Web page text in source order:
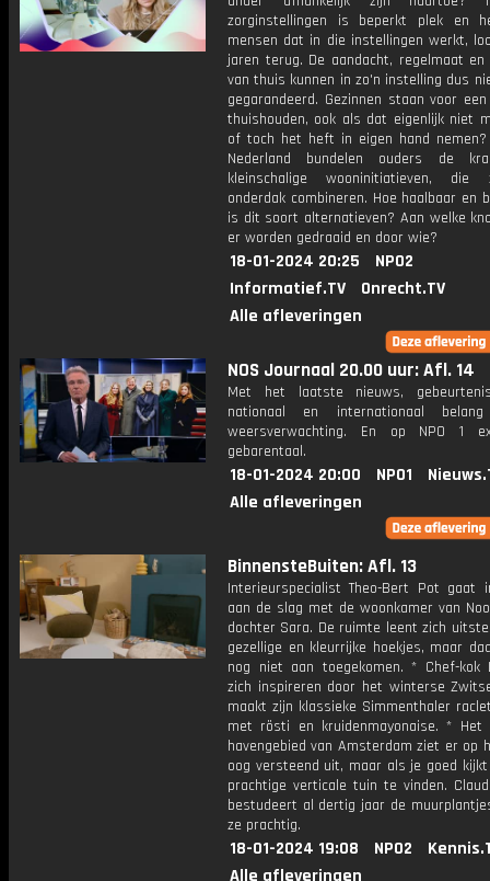
zorginstellingen is beperkt plek en
mensen dat in die instellingen werkt,
jaren terug. De aandacht, regelmaat
van thuis kunnen in zo'n instelling dus
gegarandeerd. Gezinnen staan voor
thuishouden, ook als dat eigenlijk niet
of toch het heft in eigen hand nemen?
Nederland bundelen ouders de
kleinschalige wooninitiatieven,
onderdak combineren. Hoe haalbaar en
is dit soort alternatieven? Aan welke
er worden gedraaid en door wie?
18-01-2024 20:25
NPO2
Informatief.TV
Onrecht.TV
Alle afleveringen
NOS Journaal 20.00 uur: Afl. 14
Met het laatste nieuws,
nationaal en internationaal
weersverwachting. En op NPO 1
gebarentaal.
18-01-2024 20:00 NPO1
Alle afleveringen
BinnensteBuiten: Afl. 13
Interieurspecialist Theo-Bert Pot gaat
aan de slag met de woonkamer van
dochter Sara. De ruimte leent zich
gezellige en kleurrijke hoekjes, maar
nog niet aan toegekomen. * Chef-kok
zich inspireren door het winterse
maakt zijn klassieke Simmenthaler
met rösti en kruidenmayonaise. * Het
havengebied van Amsterdam ziet er op
oog versteend uit, maar als je goed
prachtige verticale tuin te vinden.
bestudeert al dertig jaar de
ze prachtig.
18-01-2024 19:08 NPO2
Alle afleveringen